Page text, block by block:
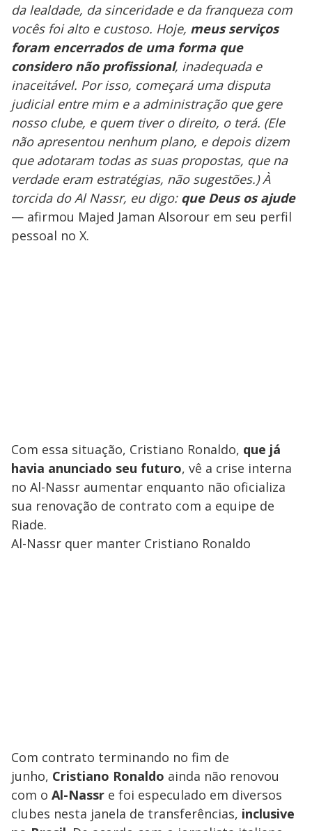
da lealdade, da sinceridade e da franqueza com
vocês foi alto e custoso. Hoje, meus serviços
foram encerrados de uma forma que
considero não profissional, inadequada e
inaceitável. Por isso, começará uma disputa
judicial entre mim e a administração que gere
nosso clube, e quem tiver o direito, o terá. (Ele
não apresentou nenhum plano, e depois dizem
que adotaram todas as suas propostas, que na
verdade eram estratégias, não sugestões.) À
torcida do Al Nassr, eu digo: que Deus os ajude
— afirmou Majed Jaman Alsorour em seu perfil
pessoal no X.
Com essa situação, Cristiano Ronaldo, que já
havia anunciado seu futuro, vê a crise interna
no Al-Nassr aumentar enquanto não oficializa
sua renovação de contrato com a equipe de
Riade.
Al-Nassr quer manter Cristiano Ronaldo
Com contrato terminando no fim de
junho, Cristiano Ronaldo ainda não renovou
com o Al-Nassr e foi especulado em diversos
clubes nesta janela de transferências, inclusive